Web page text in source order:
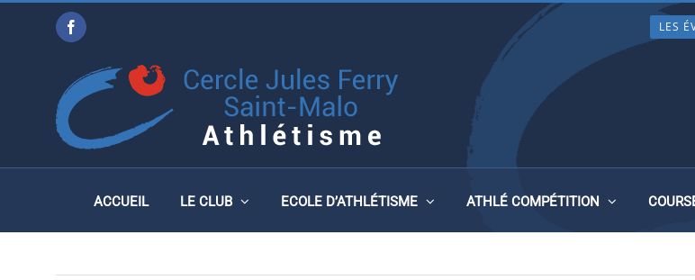
Facebook LES
ACCUEIL LE CLUB ECOLE D’ATHLÉTISME ATHLÉ COMPÉTITION
1ÈRE MANCHE CHALLENGE MARIO GATTI,
(29) LE 21 NOVEMBRE